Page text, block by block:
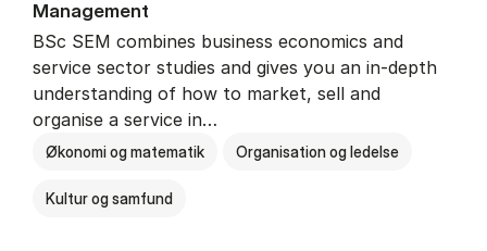
Man­age­ment
BSc SEM combines business economics and
service sector studies and gives you an in-depth
understanding of how to market, sell and
organise a service in…
Økonomi og matematik Organisation og ledelse
Kultur og samfund